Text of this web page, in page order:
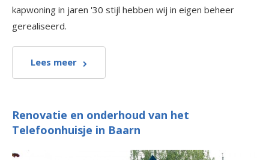
kapwoning in jaren '30 stijl hebben wij in eigen beheer
gerealiseerd.
Lees meer
Renovatie en onderhoud van het
Telefoonhuisje in Baarn